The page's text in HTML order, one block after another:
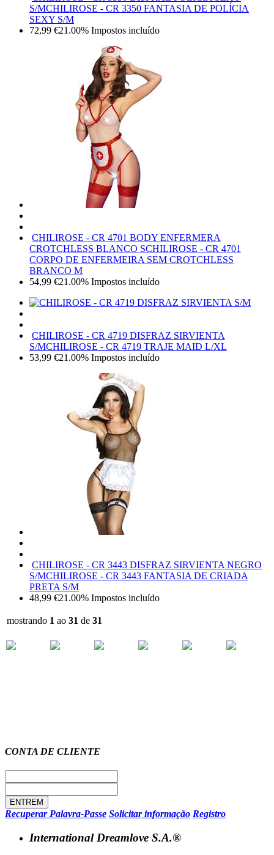
S/MCHILIROSE - CR 3350 FANTASIA DE POLÍCIA
SEXY S/M
72,99 €21.00% Impostos incluído
CHILIROSE - CR 4701 BODY ENFERMERA
CROTCHLESS BLANCO SCHILIROSE - CR 4701
CORPO DE ENFERMEIRA SEM CROTCHLESS
BRANCO M
54,99 €21.00% Impostos incluído
CHILIROSE - CR 4719 DISFRAZ SIRVIENTA
S/MCHILIROSE - CR 4719 TRAJE MAID L/XL
53,99 €21.00% Impostos incluído
CHILIROSE - CR 3443 DISFRAZ SIRVIENTA NEGRO
S/MCHILIROSE - CR 3443 FANTASIA DE CRIADA
PRETA S/M
48,99 €21.00% Impostos incluído
mostrando 1 ao 31 de 31
CONTA DE CLIENTE
Recuperar Palavra-Passe Solicitar informação Registro
International Dreamlove S.A.®